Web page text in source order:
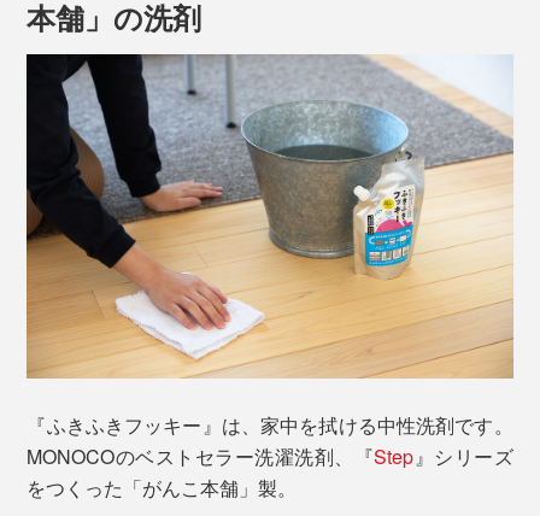
本品は、『ふきふきフッキー』300㎖パック・専用計量
カップ・詰替え用ガラスボトルを詰め合せた「ギフトセ
洗剤を計る軽量カップや、『ふきふきフッキー』を詰め
替えて保存できるガラスボトルが便利です。
拭いた後は、サラッと気持ちいい手触りを感じます。し
かも、自然なツヤができて、リビングが、なんだか明る
く見えるみたい。
窓ガラスは、気づいていなかった、手垢やホコリがとれ
てスッキリ。ガラスが、文字どおりキラキラ輝いていま
本舗」の洗剤
『ふきふきフッキー』は、家中を拭ける中性洗剤です。
MONOCOのベストセラー洗濯洗剤、『Step 』シリーズ
をつくった「がんこ本舗」製。